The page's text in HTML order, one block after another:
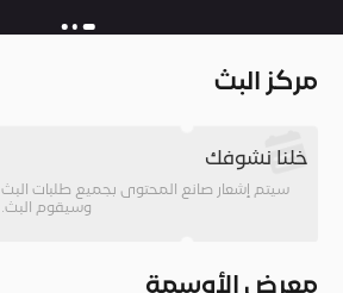
مركز البث
خلنا نشوفك
سيتم إشعار صانع المحتوى بجميع طلبات البث
وسيقوم البث.
معرض الأوسمة